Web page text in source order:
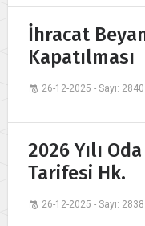
İhracat
Kapatılması
26-12-2025 - Sayı:
2026 Yılı
Tarifesi Hk.
26-12-2025 - Sayı: